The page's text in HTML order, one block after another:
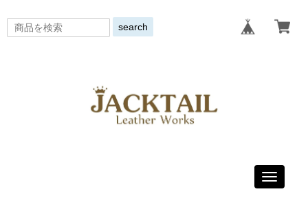
search
Toggle